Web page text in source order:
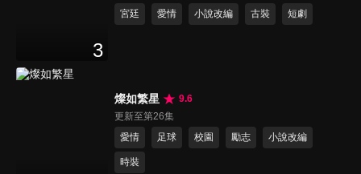
3
宮廷
愛情 小說改編 古裝 短劇
燦如繁星
9.6
更新至第26集
愛情
足球 校園 勵志 小說改編
時裝